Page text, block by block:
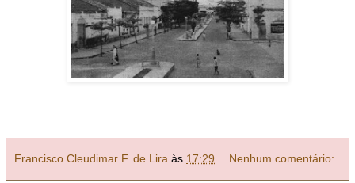
Francisco Cleudimar F. de Lira às 17:29 Nenhum comentário: